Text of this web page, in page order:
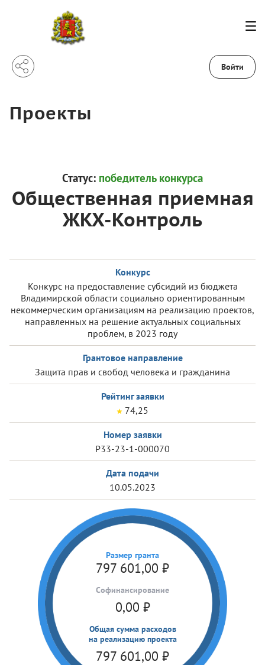
Войти
Проекты
Статус: победитель конкурса
Общественная приемная
ЖКХ-Контроль
Конкурс
Конкурс на предоставление субсидий из бюджета
Владимирской области социально ориентированным
некоммерческим организациям на реализацию проектов,
направленных на решение актуальных социальных
проблем, в 2023 году
Грантовое направление
Защита прав и свобод человека и гражданина
Рейтинг заявки
74,25
Номер заявки
Р33-23-1-000070
Дата подачи
10.05.2023
Размер гранта
797 601,00 ₽
Cофинансирование
0,00 ₽
Общая сумма расходов
на реализацию проекта
797 601,00 ₽